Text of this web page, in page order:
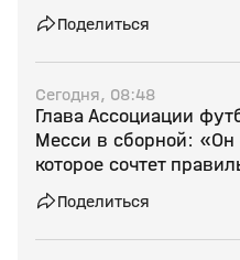
Поделиться
Сегодня, 08:48
Глава Ассоциации
Месси в сборной:
которое сочтет
Поделиться